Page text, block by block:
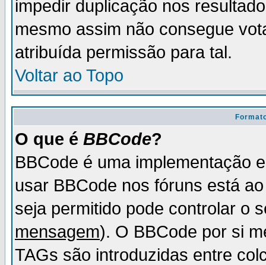
impedir duplicação nos
mesmo assim não consegue
atribuída permissão para tal.
Voltar ao Topo
O que é BBCode?
BBCode é uma implementação
usar BBCode nos fóruns está
seja permitido pode controlar o
mensagem). O BBCode por si
TAGs são introduzidas entre